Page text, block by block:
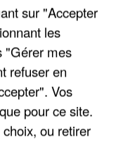
interpellé
sur "Accepter
les
"Gérer mes
refuser en
Vos
pour ce site.
ou retirer